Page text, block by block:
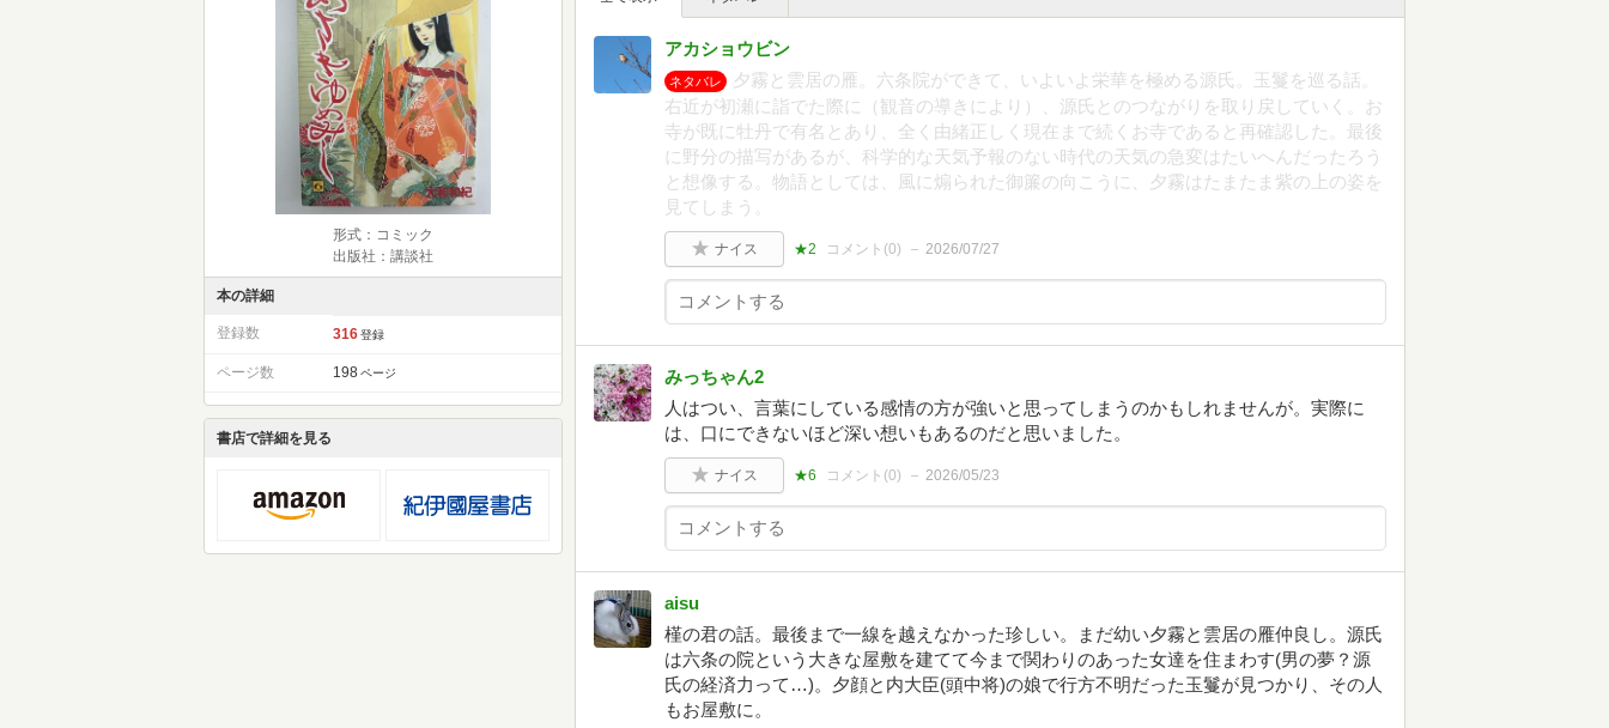
形式：コミック
出版社：講談社
本の詳細
登録数 316 登録
ページ数 198 ページ
書店で詳細を見る
アカショウビン
ネタバレ
夕霧と雲居の雁。六条院ができて、いよいよ栄華を極める源氏。玉鬘を巡る話。
右近が初瀬に詣でた際に（観音の導きにより）、源氏とのつながりを取り戻していく。お
寺が既に牡丹で有名とあり、全く由緒正しく現在まで続くお寺であると再確認した。最後
に野分の描写があるが、科学的な天気予報のない時代の天気の急変はたいへんだったろう
と想像する。物語としては、風に煽られた御簾の向こうに、夕霧はたまたま紫の上の姿を
見てしまう。
ナイス ★2 コメント(0) 2026/07/27
みっちゃん2
人はつい、言葉にしている感情の方が強いと思ってしまうのかもしれませんが。実際に
は、口にできないほど深い想いもあるのだと思いました。
ナイス ★6 コメント(0) 2026/05/23
aisu
槿の君の話。最後まで一線を越えなかった珍しい。まだ幼い夕霧と雲居の雁仲良し。源氏
は六条の院という大きな屋敷を建てて今まで関わりのあった女達を住まわす(男の夢？源
氏の経済力って…)。夕顔と内大臣(頭中将)の娘で行方不明だった玉鬘が見つかり、その人
もお屋敷に。